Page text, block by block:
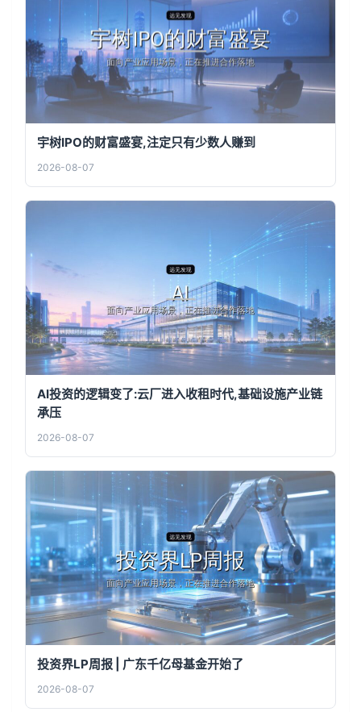
宇树IPO的财富盛宴,注定只有少数人赚到
2026-08-07
AI投资的逻辑变了:云厂进入收租时代,基础设施产业链
承压
2026-08-07
投资界LP周报 | 广东千亿母基金开始了
2026-08-07